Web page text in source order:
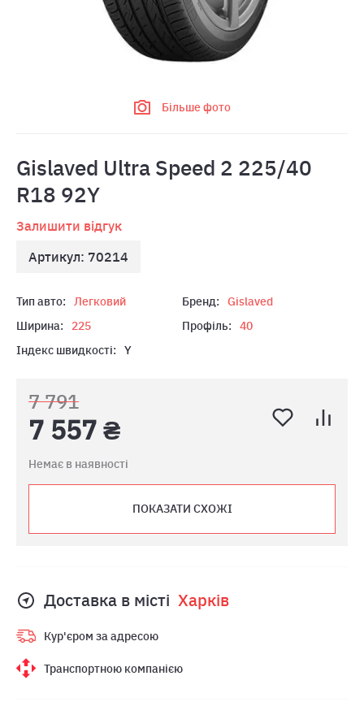
Більше фото
Gislaved Ultra Speed 2 225/40
R18 92Y
Залишити відгук
Артикул: 70214
Тип авто: Легковий Бренд:
Gislaved
Ширина:
225 Профіль:
40
Індекс швидкості:
Y
7 791
7 557 ₴
Немає в наявності
ПОКАЗАТИ СХОЖІ
Доставка в місті Харкiв
Кур'єром за адресою
Транспортною компанією